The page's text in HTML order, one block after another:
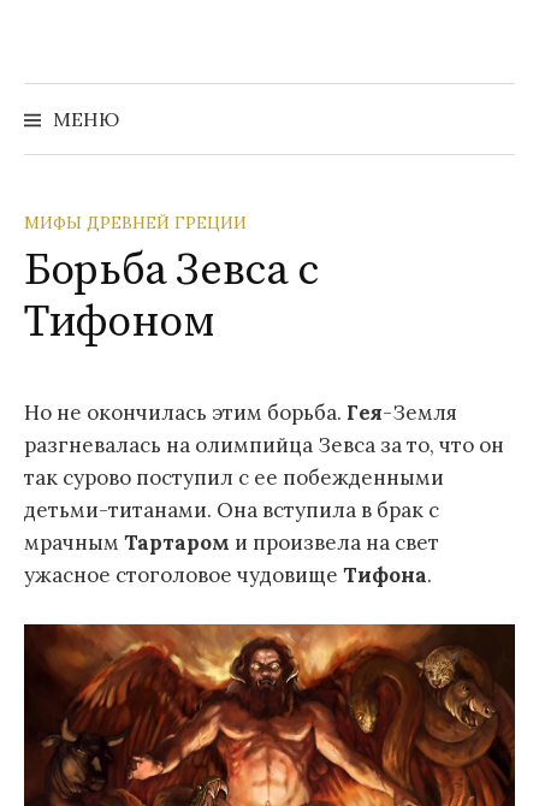
содержимому
МЕНЮ
Найти:
МИФЫ ДРЕВНЕЙ ГРЕЦИИ
Борьба Зевса с
Тифоном
Но не окончилась этим борьба. Гея-Земля
разгневалась на олимпийца Зевса за то, что он
так сурово поступил с ее побежденными
детьми-титанами. Она вступила в брак с
мрачным Тартаром и произвела на свет
ужасное стоголовое чудовище Тифона.